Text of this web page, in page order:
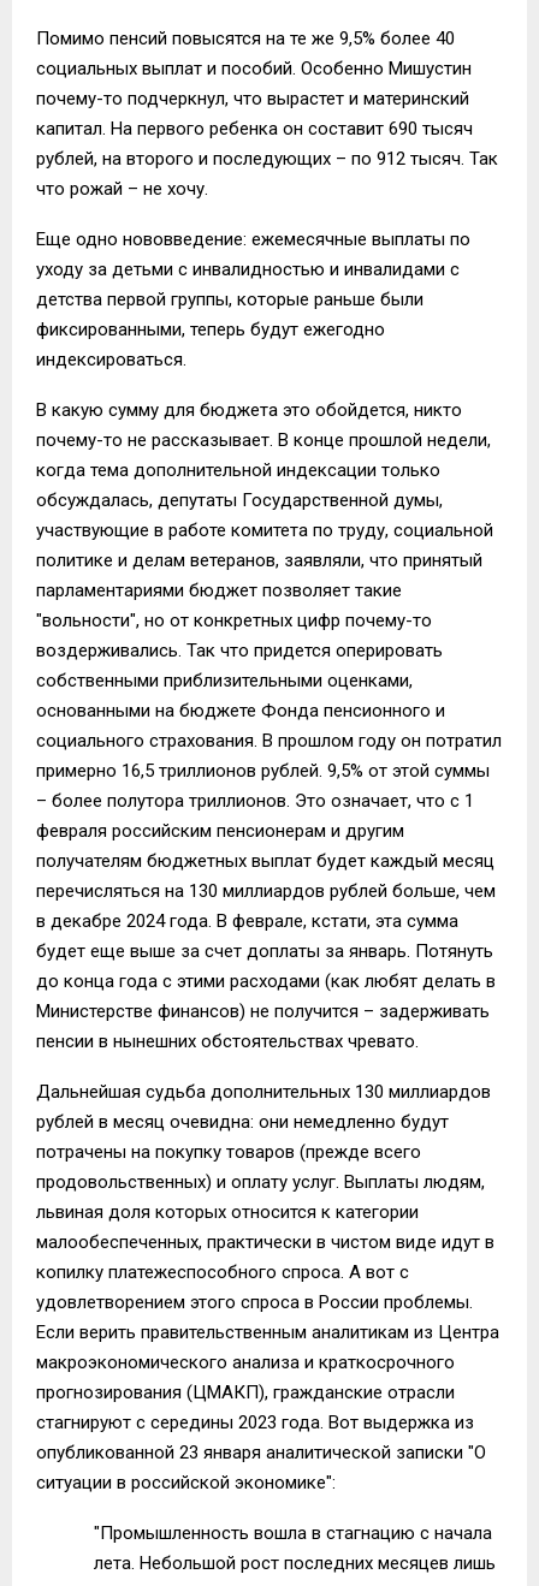
Помимо пенсий повысятся на те же 9,5% более 40
социальных выплат и пособий. Особенно Мишустин
почему-то подчеркнул, что вырастет и материнский
капитал. На первого ребенка он составит 690 тысяч
рублей, на второго и последующих – по 912 тысяч. Так
что рожай – не хочу.
Еще одно нововведение: ежемесячные выплаты по
уходу за детьми с инвалидностью и инвалидами с
детства первой группы, которые раньше были
фиксированными, теперь будут ежегодно
индексироваться.
В какую сумму для бюджета это обойдется, никто
почему-то не рассказывает. В конце прошлой недели,
когда тема дополнительной индексации только
обсуждалась, депутаты Государственной думы,
участвующие в работе комитета по труду, социальной
политике и делам ветеранов, заявляли, что принятый
парламентариями бюджет позволяет такие
"вольности", но от конкретных цифр почему-то
воздерживались. Так что придется оперировать
собственными приблизительными оценками,
основанными на бюджете Фонда пенсионного и
социального страхования. В прошлом году он потратил
примерно 16,5 триллионов рублей. 9,5% от этой суммы
– более полутора триллионов. Это означает, что с 1
февраля российским пенсионерам и другим
получателям бюджетных выплат будет каждый месяц
перечисляться на 130 миллиардов рублей больше, чем
в декабре 2024 года. В феврале, кстати, эта сумма
будет еще выше за счет доплаты за январь. Потянуть
до конца года с этими расходами (как любят делать в
Министерстве финансов) не получится – задерживать
пенсии в нынешних обстоятельствах чревато.
Дальнейшая судьба дополнительных 130 миллиардов
рублей в месяц очевидна: они немедленно будут
потрачены на покупку товаров (прежде всего
продовольственных) и оплату услуг. Выплаты людям,
львиная доля которых относится к категории
малообеспеченных, практически в чистом виде идут в
копилку платежеспособного спроса. А вот с
удовлетворением этого спроса в России проблемы.
Если верить правительственным аналитикам из Центра
макроэкономического анализа и краткосрочного
прогнозирования (ЦМАКП), гражданские отрасли
стагнируют с середины 2023 года. Вот выдержка из
опубликованной 23 января аналитической записки "О
ситуации в российской экономике":
"Промышленность вошла в стагнацию с начала
лета. Небольшой рост последних месяцев лишь